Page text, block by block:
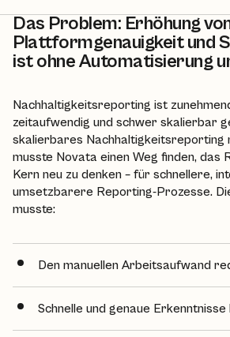
Das Problem: Erhöhung
Plattformgenauigkeit und
ist ohne Automatisierung
Nachhaltigkeitsreporting ist
zeitaufwendig und schwer skalierbar
skalierbares Nachhaltigkeitsreporting
musste Novata einen Weg finden, das
Kern neu zu denken – für schnellere,
umsetzbarere Reporting-Prozesse.
musste:
Den manuellen Arbeitsaufwand
Schnelle und genaue